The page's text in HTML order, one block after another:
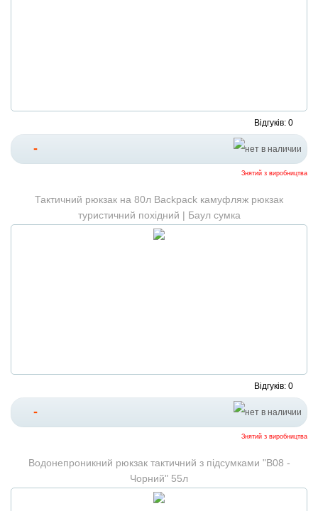
Відгуків: 0
-
Знятий з виробництва
Тактичний рюкзак на 80л Backpack камуфляж рюкзак
туристичний похідний | Баул сумка
Відгуків: 0
-
Знятий з виробництва
Водонепроникний рюкзак тактичний з підсумками "B08 -
Чорний" 55л